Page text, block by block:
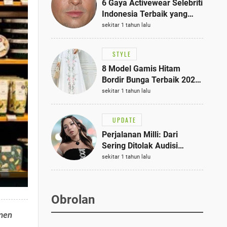
6 Gaya Activewear Selebriti
Indonesia Terbaik yang
Bisa Jadi Inspirasi
Fashionmu
sekitar 1 tahun lalu
STYLE
8 Model Gamis Hitam
Bordir Bunga Terbaik 2025,
Stylish untuk Hangout
hingga Acara Semi-Formal
sekitar 1 tahun lalu
UPDATE
Perjalanan Milli: Dari
Sering Ditolak Audisi
hingga Menjadi Rapper Top
10 Thailand
sekitar 1 tahun lalu
Obrolan